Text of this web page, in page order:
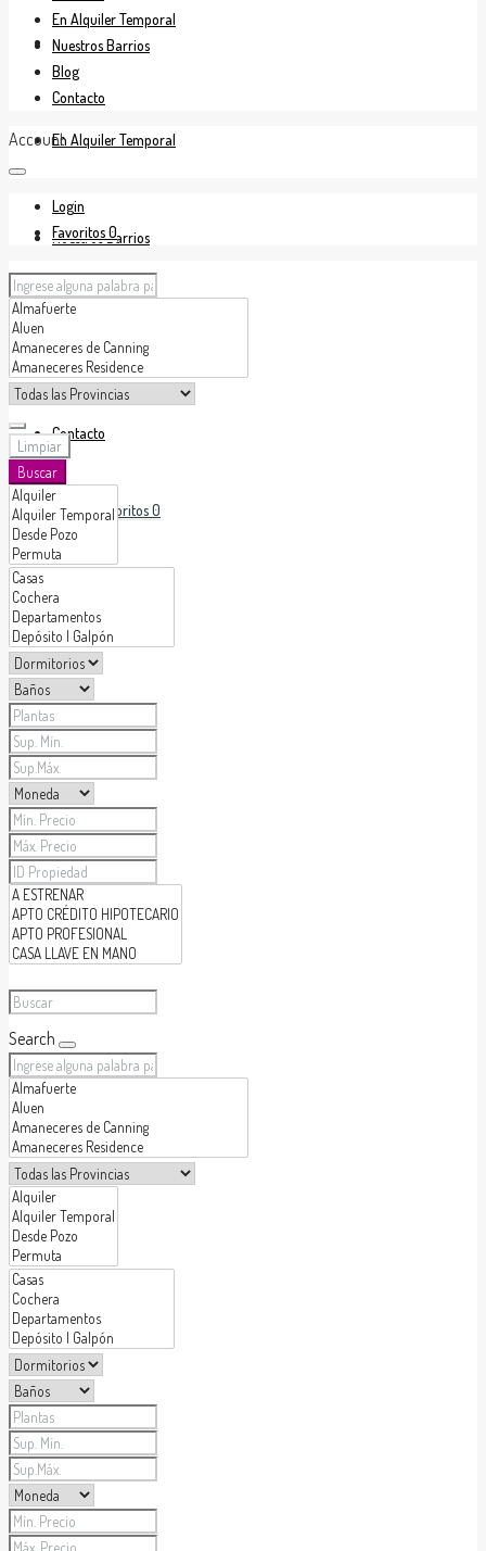
En Venta
En Alquiler Temporal
Nuestros Barrios
Contacto
Favoritos0
En Alquiler Temporal
Nuestros Barrios
Blog
Contacto
Account
Login
Favoritos0
Limpiar
Buscar
Search